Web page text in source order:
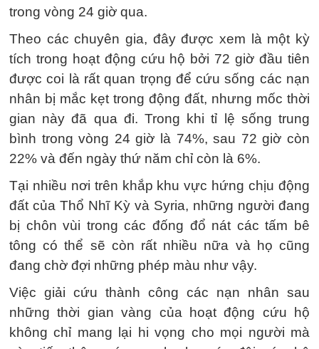
trong vòng 24 giờ qua.
Theo các chuyên gia, đây được xem là một kỳ
tích trong hoạt động cứu hộ bởi 72 giờ đầu tiên
được coi là rất quan trọng để cứu sống các nạn
nhân bị mắc kẹt trong động đất, nhưng mốc thời
gian này đã qua đi. Trong khi tỉ lệ sống trung
bình trong vòng 24 giờ là 74%, sau 72 giờ còn
22% và đến ngày thứ năm chỉ còn là 6%.
Tại nhiều nơi trên khắp khu vực hứng chịu động
đất của Thổ Nhĩ Kỳ và Syria, những người đang
bị chôn vùi trong các đống đổ nát các tấm bê
tông có thể sẽ còn rất nhiều nữa và họ cũng
đang chờ đợi những phép màu như vậy.
Việc giải cứu thành công các nạn nhân sau
những thời gian vàng của hoạt động cứu hộ
không chỉ mang lại hi vọng cho mọi người mà